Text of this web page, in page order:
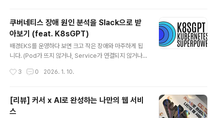
bernetes clsuter를 생성하여 진행할 것 이기에, 해당 ..
쿠버네티스 장애 원인 분석을 Slack으로 받
아보기 (feat. K8sGPT)
배경EKS를 운영하다 보면 크고 작은 장애와 마주하게 됩
니다. (Pod가 뜨지 않거나, Service가 연결되지 않거나, I
니다.) 보통 `kubectl describe`. `kubectl logs`, po
nager를 통해 알람을 확인하는 방식으로 문제의 원인을
파악합니다. 하지만 실제 운영 환경에서는 에러 원인은 여
러 리소스에 걸쳐 있고, 맥락을 종합해야 하는 경우가 많습
3 0 2026. 1. 10.
[리뷰] 커서 ⅹ AI로 완성하는 나만의 웹 서비
스